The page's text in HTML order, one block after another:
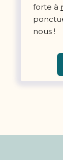
forte à
nous !